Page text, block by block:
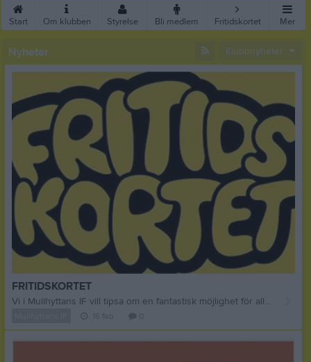
Start Om klubben Styrelse Bli medlem Fritidskortet Mer
Nyheter Klubbnyheter
FRITIDSKORTET
Vi i Mullhyttans IF vill tipsa om en fantastisk möjlighet för alla barn och ungdomar i föreningen: Fritidskortet! Det är ett statligt stöd som gör det enklare för familjer att låta barnen delta i fritidsaktiviteter. Kortet kan användas för att betala medlemsavgifter och på så sätt minska kostnaderna för ett aktivt liv.